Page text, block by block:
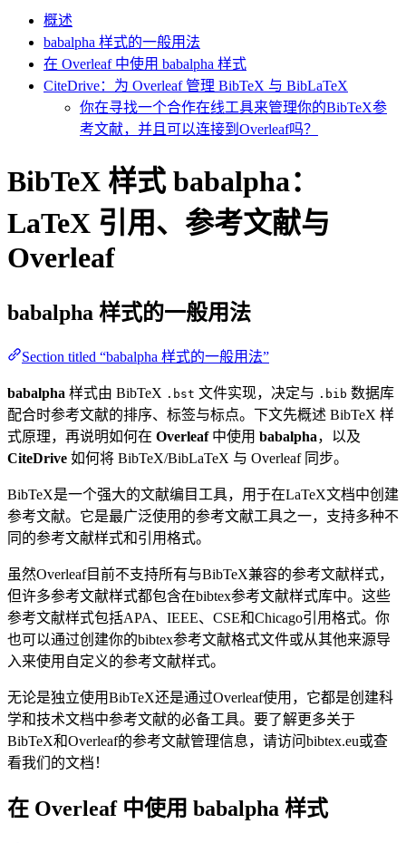
概述
babalpha 样式的一般用法
在 Overleaf 中使用 babalpha 样式
CiteDrive：为 Overleaf 管理 BibTeX 与 BibLaTeX
你在寻找一个合作在线工具来管理你的BibTeX参
考文献，并且可以连接到Overleaf吗？
BibTeX 样式 babalpha：
LaTeX 引用、参考文献与
Overleaf
babalpha 样式的一般用法
Section titled “babalpha 样式的一般用法”
babalpha 样式由 BibTeX .bst 文件实现，决定与 .bib 数据库
配合时参考文献的排序、标签与标点。下文先概述 BibTeX 样
式原理，再说明如何在 Overleaf中使用 babalpha，以及
CiteDrive 如何将 BibTeX/BibLaTeX 与 Overleaf 同步。
BibTeX是一个强大的文献编目工具，用于在LaTeX文档中创建
参考文献。它是最广泛使用的参考文献工具之一，支持多种不
同的参考文献样式和引用格式。
虽然Overleaf目前不支持所有与BibTeX兼容的参考文献样式，
但许多参考文献样式都包含在bibtex参考文献样式库中。这些
参考文献样式包括APA、IEEE、CSE和Chicago引用格式。你
也可以通过创建你的bibtex参考文献格式文件或从其他来源导
入来使用自定义的参考文献样式。
无论是独立使用BibTeX还是通过Overleaf使用，它都是创建科
学和技术文档中参考文献的必备工具。要了解更多关于
BibTeX和Overleaf的参考文献管理信息，请访问bibtex.eu或查
看我们的文档！
在 Overleaf 中使用 babalpha 样式